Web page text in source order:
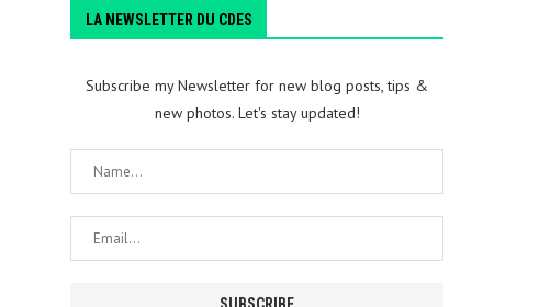
LA NEWSLETTER DU CDES
Subscribe my Newsletter for new blog posts, tips &
new photos. Let's stay updated!